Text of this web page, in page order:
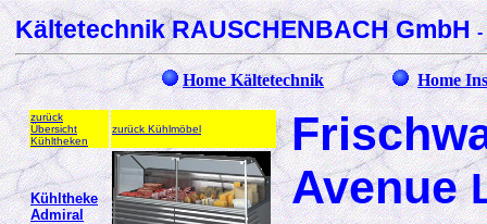
Kältetechnik RAUSCHENBACH GmbH-
Home Kältetechnik Home
zurück
Übersicht
Kühltheken
zurück Kühlmöbel
Kühltheke
Admiral
Avenue